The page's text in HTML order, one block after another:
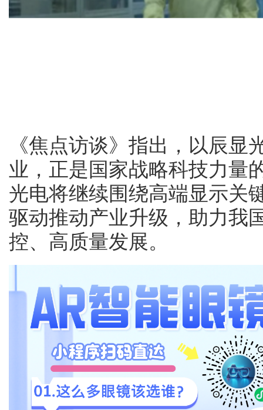
《焦点访谈》指出，以辰
业，正是国家战略科技力量
光电将继续围绕高端显示关
驱动推动产业升级，助力我
控、高质量发展。